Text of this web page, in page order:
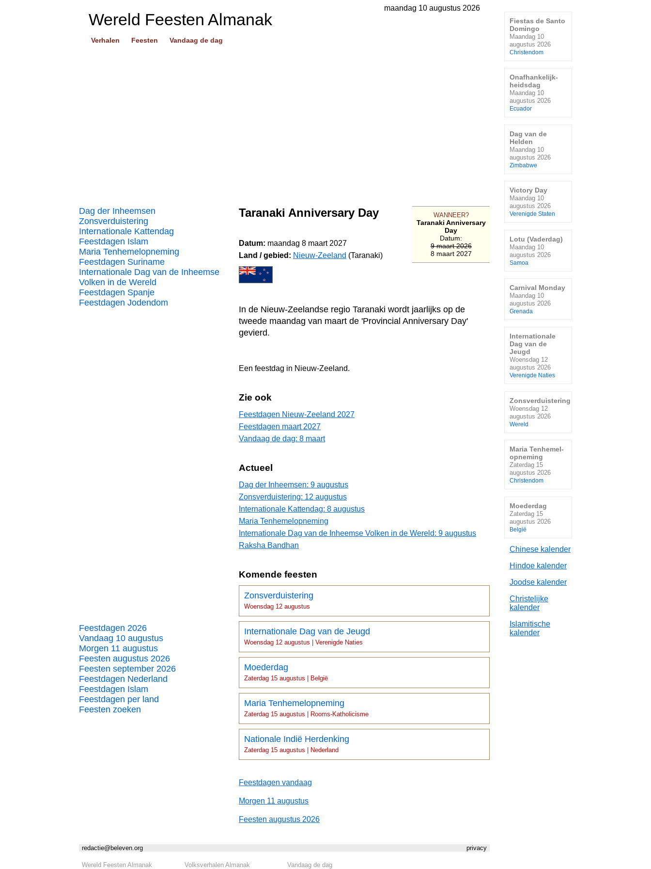
maandag 10 augustus 2026
Wereld Feesten Almanak
Verhalen Feesten Vandaag de dag
Dag der Inheemsen
Zonsverduistering
Internationale Kattendag
Feestdagen Islam
Maria Tenhemelopneming
Feestdagen Suriname
Internationale Dag van de Inheemse
Volken in de Wereld
Feestdagen Spanje
Feestdagen Jodendom
Feestdagen 2026
Vandaag 10 augustus
Morgen 11 augustus
Feesten augustus 2026
Feesten september 2026
Feestdagen Nederland
Feestdagen Islam
Feestdagen per land
Feesten zoeken
WANNEER?
Taranaki Anniversary
Day
Datum:
9 maart 2026
8 maart 2027
Taranaki Anniversary Day
Datum: maandag 8 maart 2027
Land / gebied: Nieuw-Zeeland (Taranaki)
In de Nieuw-Zeelandse regio Taranaki wordt jaarlijks op de
tweede maandag van maart de 'Provincial Anniversary Day'
gevierd.
Een feestdag in Nieuw-Zeeland.
Zie ook
Feestdagen Nieuw-Zeeland 2027
Feestdagen maart 2027
Vandaag de dag: 8 maart
Actueel
Dag der Inheemsen: 9 augustus
Zonsverduistering: 12 augustus
Internationale Kattendag: 8 augustus
Maria Tenhemelopneming
Internationale Dag van de Inheemse Volken in de Wereld: 9 augustus
Raksha Bandhan
Komende feesten
Zonsverduistering
Woensdag 12 augustus
Internationale Dag van de Jeugd
Woensdag 12 augustus | Verenigde Naties
Moederdag
Zaterdag 15 augustus | België
Maria Tenhemelopneming
Zaterdag 15 augustus | Rooms-Katholicisme
Nationale Indië Herdenking
Zaterdag 15 augustus | Nederland
Feestdagen vandaag
Morgen 11 augustus
Feesten augustus 2026
privacy
redactie@beleven.org
Wereld Feesten Almanak Volksverhalen Almanak Vandaag de dag
Fiestas de Santo
Domingo
Maandag 10
augustus 2026
Christendom
Onafhankelijk-
heidsdag
Maandag 10
augustus 2026
Ecuador
Dag van de
Helden
Maandag 10
augustus 2026
Zimbabwe
Victory Day
Maandag 10
augustus 2026
Verenigde Staten
Lotu (Vaderdag)
Maandag 10
augustus 2026
Samoa
Carnival Monday
Maandag 10
augustus 2026
Grenada
Internationale
Dag van de
Jeugd
Woensdag 12
augustus 2026
Verenigde Naties
Zonsverduistering
Woensdag 12
augustus 2026
Wereld
Maria Tenhemel-
opneming
Zaterdag 15
augustus 2026
Christendom
Moederdag
Zaterdag 15
augustus 2026
België
Chinese kalender
Hindoe kalender
Joodse kalender
Christelijke
kalender
Islamitische
kalender